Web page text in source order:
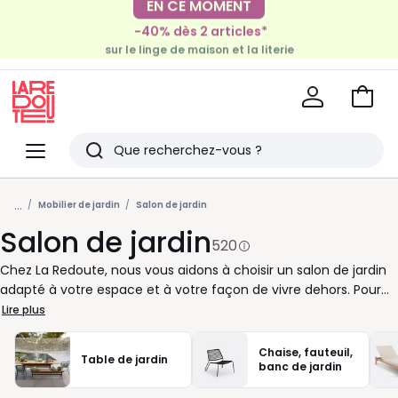
EN CE MOMENT
-30€ tous les 100€*
sur le meuble & la déco
-40% dès 2 articles*
sur le linge de maison et la literie
Menu
Redoute
Rechercher
Derniers
articles
vus
Voir
... Mobilier de jardin Salon de jardin
Salon de jardin520
Chez La Redoute, nous vous aidons à choisir un salon de jardin
adapté à votre espace et à votre façon de vivre dehors. Pour
les petits extérieurs, misez sur une table pliante, des chaises
empilables ou un ensemble compact. Si vous aimez recevoir,
préférez une grande table, des fauteuils confortables et une
banquette pour multiplier les places. Côté matières, le bois
apporte un esprit chaleureux, le métal convient bien aux lignes
Lire plus
Table de jardin
Chaise, fauteuil,
banc de jardin